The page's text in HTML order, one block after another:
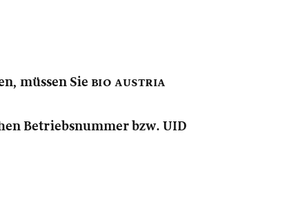
müssen Sie bio austria
Betriebsnummer bzw. UID